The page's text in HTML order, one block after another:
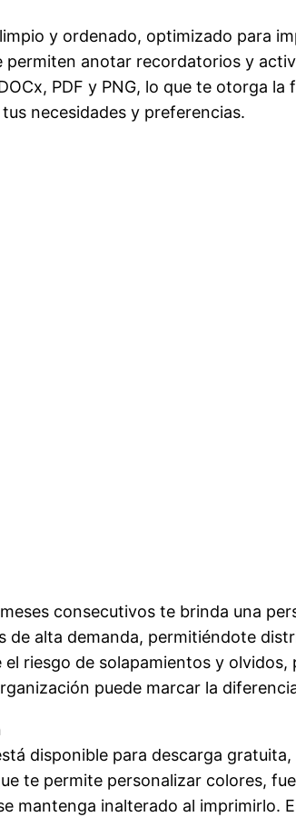
y ordenado, optimizado para
anotar recordatorios y
PDF y PNG, lo que te otorga
necesidades y preferencias.
consecutivos te brinda una
alta demanda, permitiéndote
riesgo de solapamientos y
puede marcar la
disponible para descarga
te permite personalizar colores,
mantenga inalterado al